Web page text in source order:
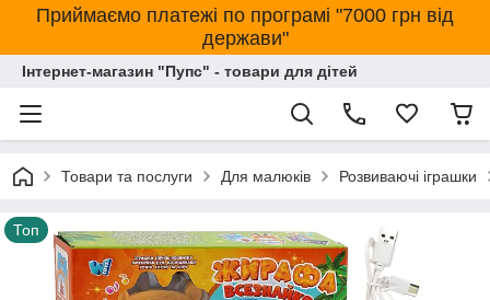
Приймаємо платежі по програмі "7000 грн від
держави"
Інтернет-магазин "Пупс" - товари для дітей
Товари та послуги Для малюків Розвиваючі іграшки
Топ